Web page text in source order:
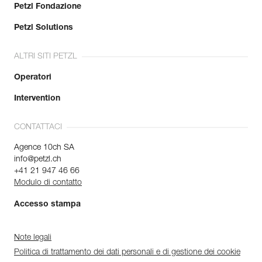
Petzl Fondazione
Petzl Solutions
ALTRI SITI PETZL
Operatori
Intervention
CONTATTACI
Agence 10ch SA
info@petzl.ch
+41 21 947 46 66
Modulo di contatto
Accesso stampa
Note legali
Politica di trattamento dei dati personali e di gestione dei cookie